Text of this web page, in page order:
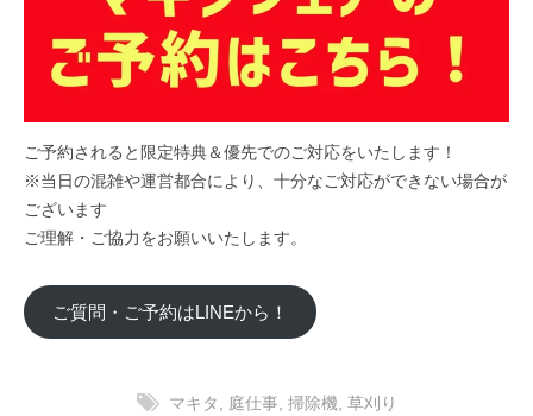
ご予約されると限定特典＆優先でのご対応をいたします！
※当日の混雑や運営都合により、十分なご対応ができない場合が
ございます
ご理解・ご協力をお願いいたします。
ご質問・ご予約はLINEから！
マキタ , 庭仕事, 掃除機, 草刈り